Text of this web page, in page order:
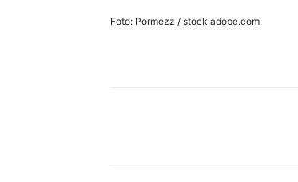
Foto: Pormezz / stock.adobe.com